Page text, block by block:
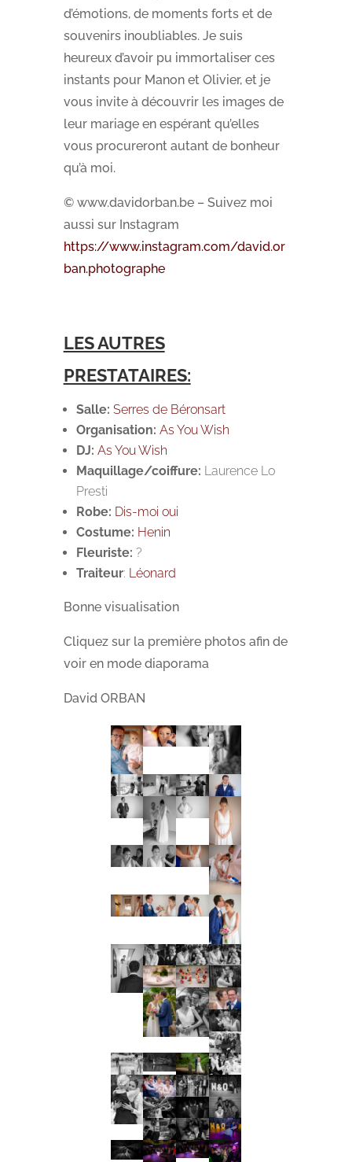
d’émotions, de moments forts et de
souvenirs inoubliables. Je suis
heureux d’avoir pu immortaliser ces
instants pour Manon et Olivier, et je
vous invite à découvrir les images de
leur mariage en espérant qu’elles
vous procureront autant de bonheur
qu’à moi.
© www.davidorban.be – Suivez moi
aussi sur Instagram
https://www.instagram.com/david.or
ban.photographe
LES AUTRES
PRESTATAIRES:
Salle: Serres de Béronsart
Organisation: As You Wish
DJ: As You Wish
Maquillage/coiffure: Laurence Lo
Presti
Robe: Dis-moi oui
Costume: Henin
Fleuriste: ?
Traiteur: Léonard
Bonne visualisation
Cliquez sur la première photos afin de
voir en mode diaporama
David ORBAN